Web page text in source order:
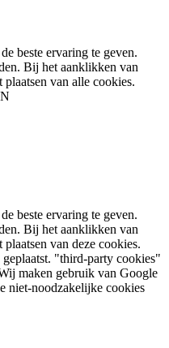
beste ervaring te geven.
Bij het aanklikken van
van alle cookies.
beste ervaring te geven.
Bij het aanklikken van
van deze cookies.
"third-party cookies"
maken gebruik van Google
niet-noodzakelijke cookies